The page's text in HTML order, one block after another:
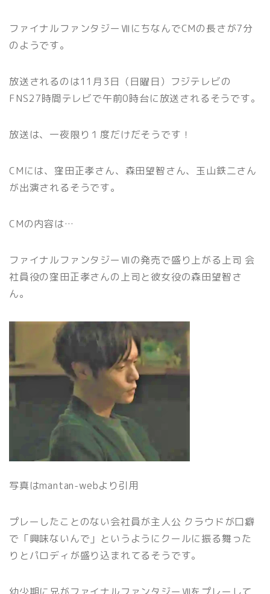
ファイナルファンタジーⅦにちなんでCMの長さが7分
のようです。
放送されるのは11月3日（日曜日）フジテレビの
FNS27時間テレビで午前0時台に放送されるそうです。
放送は、一夜限り１度だけだそうです！
CMには、窪田正孝さん、森田望智さん、 玉山鉄二さん
が出演されるそうです。
CMの内容は…
ファイナルファンタジーⅦの発売で盛り上がる上司 会
社員役の窪田正孝さんの上司と彼女役の森田望智さ
ん。
写真はmantan-webより引用
プレーしたことのない会社員が主人公 クラウドが口癖
で「興味ないんで」というようにクールに振る舞った
りとパロディが盛り込まれてるそうです。